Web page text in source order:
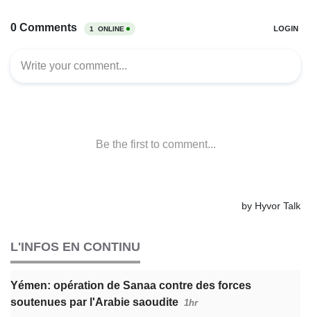
L'INFOS EN CONTINU
Yémen: opération de Sanaa contre des forces
soutenues par l'Arabie saoudite 1hr